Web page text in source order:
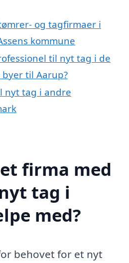
og tagfirmaer i
kommune
til nyt tag i de
til Aarup?
nyt tag i andre
firma med
tag i
med?
behovet for et nyt